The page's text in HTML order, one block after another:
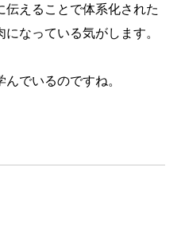
伝えることで体系化された
なっている気がします。
でいるのですね。